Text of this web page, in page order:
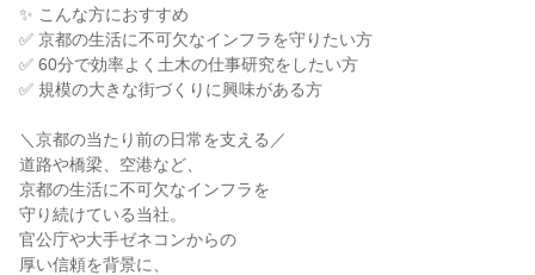
✨ こんな方におすすめ
✅ 京都の生活に不可欠なインフラを守りたい方
✅ 60分で効率よく土木の仕事研究をしたい方
✅ 規模の大きな街づくりに興味がある方
＼京都の当たり前の日常を支える／
道路や橋梁、空港など、
京都の生活に不可欠なインフラを
守り続けている当社。
官公庁や大手ゼネコンからの
厚い信頼を背景に、